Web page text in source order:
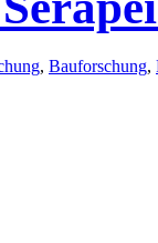
, Bauforschung,